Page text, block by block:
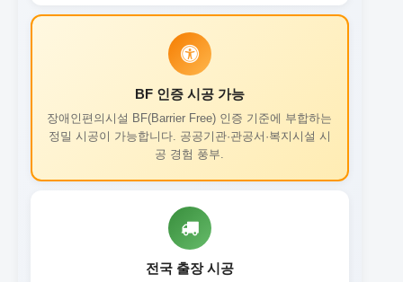
BF 인증 시공 가능
장애인편의시설 BF(Barrier Free) 인증 기준에 부합하는
정밀 시공이 가능합니다. 공공기관·관공서·복지시설 시
공 경험 풍부.
전국 출장 시공